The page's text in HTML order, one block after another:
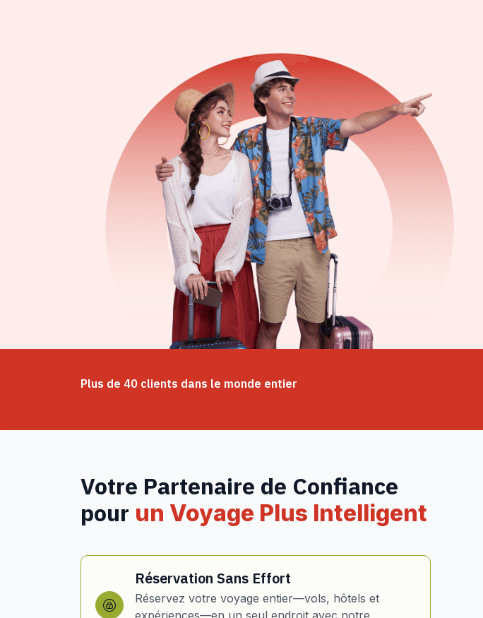
Plus de 40 clients dans le monde entier
Votre Partenaire de Confiance
pour un Voyage Plus Intelligent
Réservation Sans Effort
Réservez votre voyage entier—vols, hôtels et
expériences—en un seul endroit avec notre